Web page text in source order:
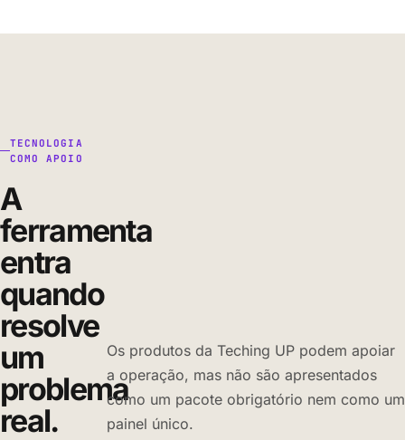
TECNOLOGIA
COMO APOIO
A
ferramenta
entra
quando
resolve
um
problema
real.
Os produtos da Teching UP podem apoiar
a operação, mas não são apresentados
como um pacote obrigatório nem como um
painel único.